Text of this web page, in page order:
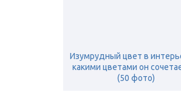
Изумрудный цвет в
какими цветами он
(50 фото)